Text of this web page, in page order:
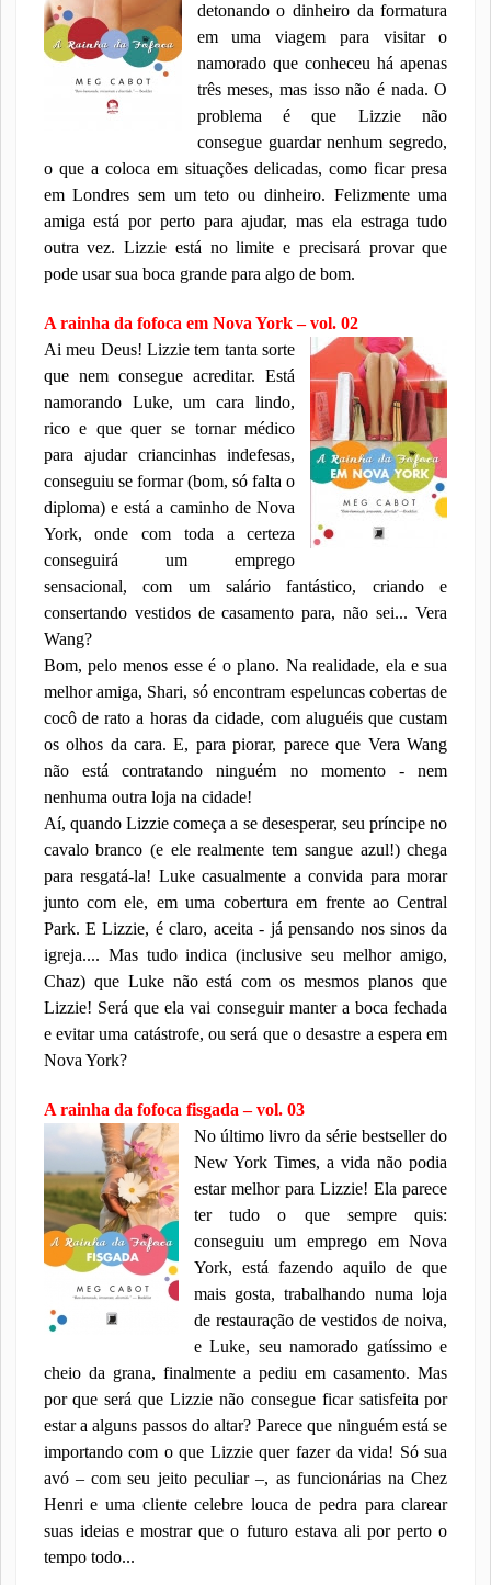
detonando o dinheiro da formatura
em uma viagem para visitar o
namorado que conheceu há apenas
três meses, mas isso não é nada. O
problema é que Lizzie não
consegue guardar nenhum segredo,
o que a coloca em situações delicadas, como ficar presa
em Londres sem um teto ou dinheiro. Felizmente uma
amiga está por perto para ajudar, mas ela estraga tudo
outra vez. Lizzie está no limite e precisará provar que
pode usar sua boca grande para algo de bom.
A rainha da fofoca em Nova York – vol. 02
Ai meu Deus! Lizzie tem tanta sorte
que nem consegue acreditar. Está
namorando Luke, um cara lindo,
rico e que quer se tornar médico
para ajudar criancinhas indefesas,
conseguiu se formar (bom, só falta o
diploma) e está a caminho de Nova
York, onde com toda a certeza
conseguirá um emprego
sensacional, com um salário fantástico, criando e
consertando vestidos de casamento para, não sei... Vera
Wang?
Bom, pelo menos esse é o plano. Na realidade, ela e sua
melhor amiga, Shari, só encontram espeluncas cobertas de
cocô de rato a horas da cidade, com aluguéis que custam
os olhos da cara. E, para piorar, parece que Vera Wang
não está contratando ninguém no momento - nem
nenhuma outra loja na cidade!
Aí, quando Lizzie começa a se desesperar, seu príncipe no
cavalo branco (e ele realmente tem sangue azul!) chega
para resgatá-la! Luke casualmente a convida para morar
junto com ele, em uma cobertura em frente ao Central
Park. E Lizzie, é claro, aceita - já pensando nos sinos da
igreja.... Mas tudo indica (inclusive seu melhor amigo,
Chaz) que Luke não está com os mesmos planos que
Lizzie! Será que ela vai conseguir manter a boca fechada
e evitar uma catástrofe, ou será que o desastre a espera em
Nova York?
A rainha da fofoca fisgada – vol. 03
No último livro da série bestseller do
New York Times, a vida não podia
estar melhor para Lizzie! Ela parece
ter tudo o que sempre quis:
conseguiu um emprego em Nova
York, está fazendo aquilo de que
mais gosta, trabalhando numa loja
de restauração de vestidos de noiva,
e Luke, seu namorado gatíssimo e
cheio da grana, finalmente a pediu em casamento. Mas
por que será que Lizzie não consegue ficar satisfeita por
estar a alguns passos do altar? Parece que ninguém está se
importando com o que Lizzie quer fazer da vida! Só sua
avó – com seu jeito peculiar –, as funcionárias na Chez
Henri e uma cliente celebre louca de pedra para clarear
suas ideias e mostrar que o futuro estava ali por perto o
tempo todo...